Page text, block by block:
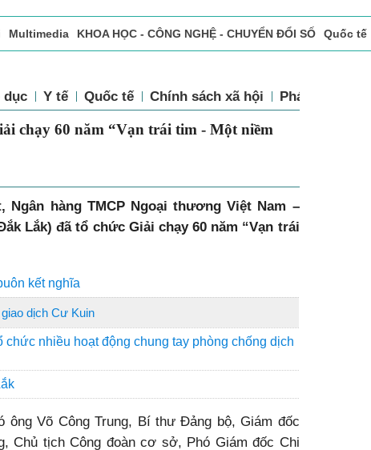
Multimedia KHOA HỌC - CÔNG NGHỆ - CHUYỂN ĐỔI SỐ Quốc tế
dục Y tế Quốc tế Chính sách xã hội Pháp luật
chạy 60 năm “Vạn trái tim - Một niềm
Ngân hàng TMCP Ngoại thương Việt Nam –
Lắk) đã tổ chức Giải chạy 60 năm “Vạn trái
kết nghĩa
dịch Cư Kuin
nhiều hoạt động chung tay phòng chống dịch
ông Võ Công Trung, Bí thư Đảng bộ, Giám đốc
Chủ tịch Công đoàn cơ sở, Phó Giám đốc Chi